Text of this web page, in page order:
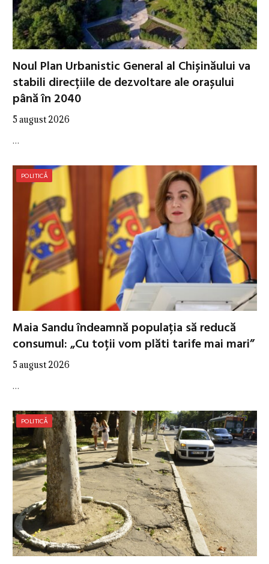
Noul Plan Urbanistic General al Chișinăului va
stabili direcțiile de dezvoltare ale orașului
până în 2040
5 august 2026
…
POLITICĂ
Maia Sandu îndeamnă populația să reducă
consumul: „Cu toții vom plăti tarife mai mari”
5 august 2026
…
POLITICĂ